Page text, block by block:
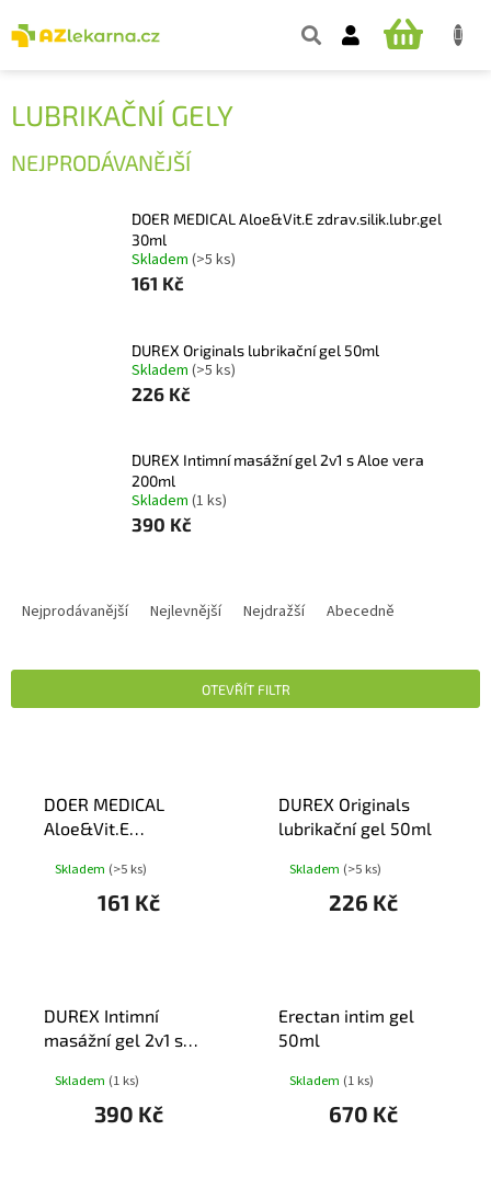
na
obsah
NÁKUPNÍ
LUBRIKAČNÍ GELY
NEJPRODÁVANĚJŠÍ
DOER MEDICAL Aloe&Vit.E zdrav.silik.lubr.gel
30ml
Skladem (>5 ks)
161 Kč
DUREX Originals lubrikační gel 50ml
Skladem (>5 ks)
226 Kč
DUREX Intimní masážní gel 2v1 s Aloe vera
200ml
Skladem (1 ks)
390 Kč
A
Í
Nejprodávanější Nejlevnější Nejdražší Abecedně
OTEVŘÍT FILTR
DOER MEDICAL
Aloe&Vit.E
30ml
Skladem (>5 ks)
161 Kč
DUREX Originals
lubrikační gel 50ml
Skladem (>5 ks)
226 Kč
DUREX Intimní
masážní gel 2v1 s
Skladem (1 ks)
390 Kč
Erectan intim gel
50ml
Skladem (1 ks)
670 Kč